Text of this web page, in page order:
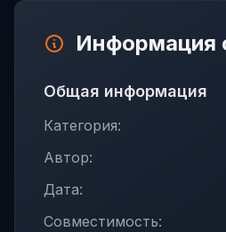
Информация
Общая информация
Категория:
Автор:
Дата:
Совместимость: